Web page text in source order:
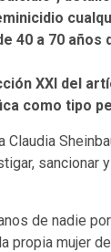
40 a 70 años
XXI del
como tipo
sancionar
de nadie
propia mujer